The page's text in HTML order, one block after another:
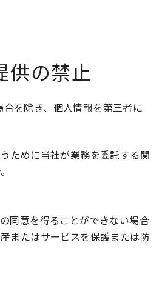
供の禁止
を除き、個人情報を第三者に
ために当社が業務を委託する関
同意を得ることができない場合
またはサービスを保護または防